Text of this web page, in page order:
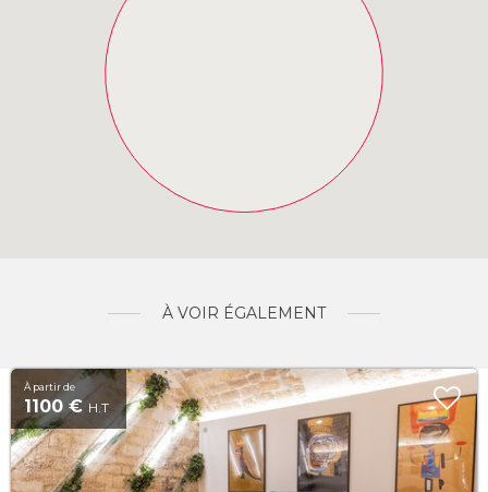
À VOIR ÉGALEMENT
À partir de
1100 € H.T